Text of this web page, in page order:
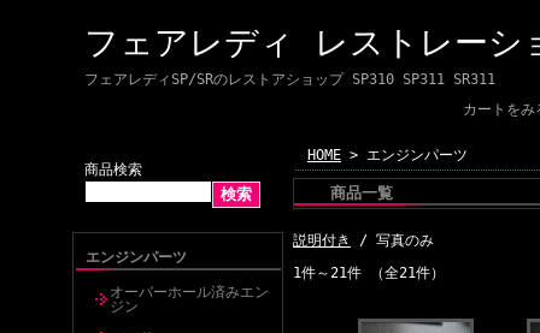
フェアレディ レストレーシ
フェアレディSP/SRのレストアショップ SP310 SP311 SR311
カートをみ
商品検索
エンジンパーツ
オーバーホール済みエン
ジン
HOME > エンジンパーツ
商品一覧
説明付き
/ 写真のみ
1件～21件 （全21件）